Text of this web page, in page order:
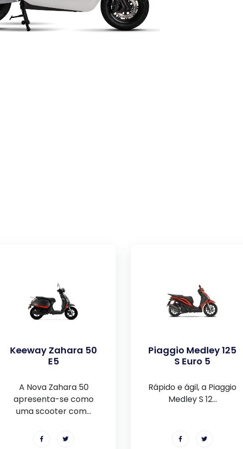
Keeway Zahara 50
E5
A Nova Zahara 50
apresenta-se como
uma scooter com...
Piaggio Medley 125
S Euro 5
Rápido e ágil, a Piaggio
Medley S 12...